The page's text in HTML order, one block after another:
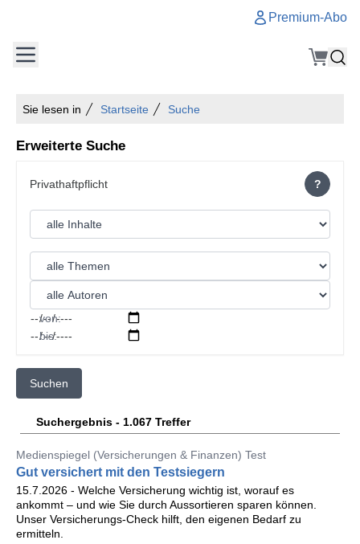
Premium-Abo
Sie lesen in Startseite Suche
Erweiterte Suche
?
von:
bis:
Suchen
Suchergebnis - 1.067 Treffer
Medienspiegel (Versicherungen & Finanzen) Test
Gut versichert mit den Testsiegern
15.7.2026 - Welche Versicherung wichtig ist, worauf es
ankommt – und wie Sie durch Aussortieren sparen können.
Unser Versicherungs-Check hilft, den eigenen Bedarf zu
ermitteln.